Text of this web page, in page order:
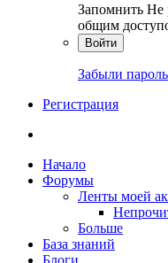
Запомнить Не
общим
Войти
Забыли
Регистрация
Начало
Форумы
Ленты моей
Больше
База знаний
Блоги